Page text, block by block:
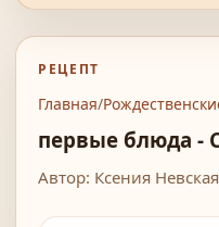
РЕЦЕПТ
Главная/
первые блюда -
Автор: Ксения Невская